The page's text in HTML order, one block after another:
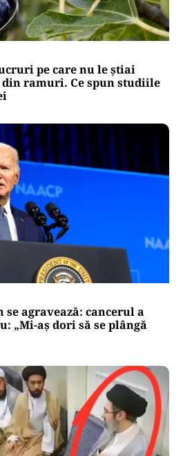
pe care nu le știai
ramuri. Ce spun studiile
se agravează: cancerul a
„Mi-aș dori să se plângă